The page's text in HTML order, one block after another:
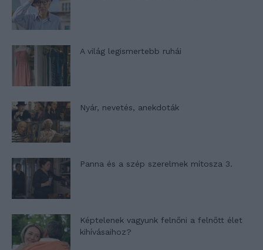
A világ legismertebb ruhái
Nyár, nevetés, anekdoták
Panna és a szép szerelmek mítosza 3.
Képtelenek vagyunk felnőni a felnőtt élet
kihívásaihoz?